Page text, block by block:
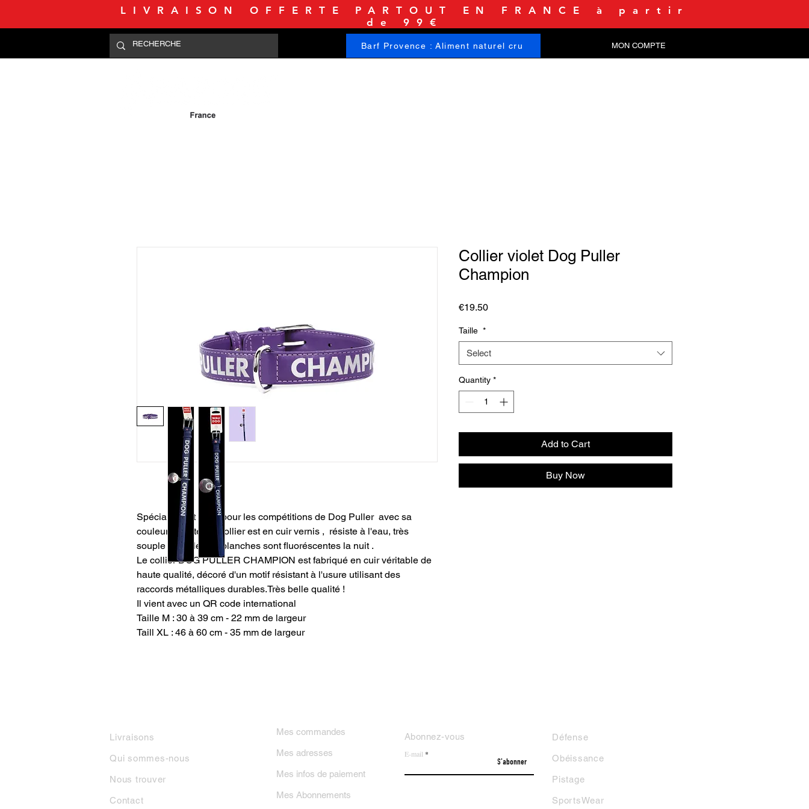
LIVRAISON OFFERTE PARTOUT EN FRANCE à partir
de 99€
Barf Provence : Aliment naturel cru MON COMPTE
Spécialement créé pour les compétitions de Dog Puller avec sa
couleur violette, ce collier est en cuir vernis , résiste à l'eau, très
souple et les lettres blanches sont fluoréscentes la nuit .
Le collier DOG PULLER CHAMPION est fabriqué en cuir véritable de
haute qualité, décoré d'un motif résistant à l'usure utilisant des
raccords métalliques durables.Très belle qualité !
Il vient avec un QR code international
Taille M : 30 à 39 cm - 22 mm de largeur
Taill XL : 46 à 60 cm - 35 mm de largeur
Collier violet Dog Puller
Champion
€19.50Price
Taille *
Select
Quantity *
Add to Cart
Buy Now
Livraisons
Qui sommes-nous
Nous trouver
Contact
Abonnez-vous
E-mail
S'abonner
Défense
Obéissance
Pistage
SportsWear
Mes commandes
Mes adresses
Mes infos de paiement
Mes Abonnements